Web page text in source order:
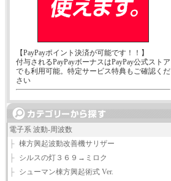
【PayPayポイント決済が可能です！！】
付与されるPayPayボーナスはPayPay公式ストア
でも利用可能。特定サービス特典もご確認くだ
さい
電子系 波動-周波数
├ 棟方興起波動改善機サリザー
├ シルスの灯３６９→ミロク
├ シューマン棟方興起術式 Ver.